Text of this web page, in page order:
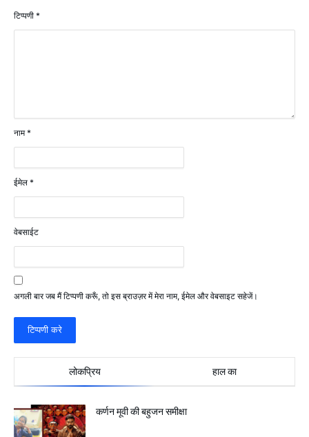
टिप्पणी *
नाम*
ईमेल *
वेबसाईट
अगली बार जब मैं टिप्पणी करूँ, तो इस ब्राउज़र में मेरा नाम, ईमेल और वेबसाइट सहेजें।
लोकप्रिय हाल का
कर्णन मूवी की बहुजन समीक्षा